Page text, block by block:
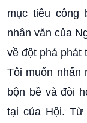
mục tiêu công
nhân văn của
về đột phá phát
Tôi muốn nhấn
bộn bề và đòi
tại của Hội.